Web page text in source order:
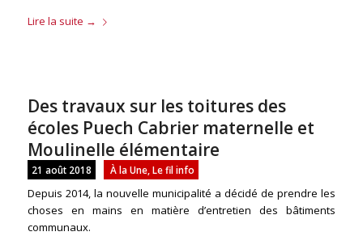
Lire la suite →
Des travaux sur les toitures des
écoles Puech Cabrier maternelle et
Moulinelle élémentaire
21 août 2018 À la Une, Le fil info
Depuis 2014, la nouvelle municipalité a décidé de prendre les
choses en mains en matière d’entretien des bâtiments
communaux.